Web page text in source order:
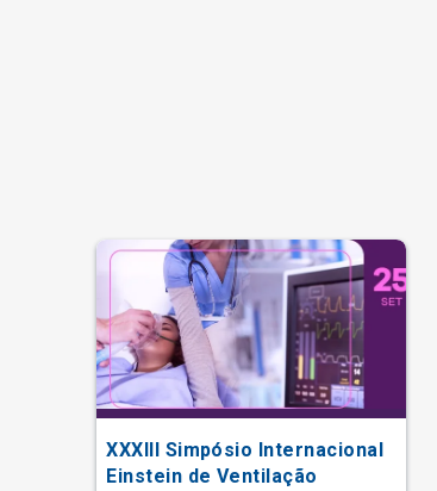
XXXIII Simpósio Internacional
Einstein de Ventilação